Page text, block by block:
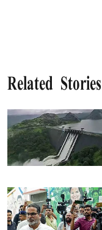
Related Stories